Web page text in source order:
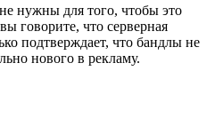
нужны для того, чтобы это
говорите, что серверная
подтверждает, что бандлы не
нового в рекламу.